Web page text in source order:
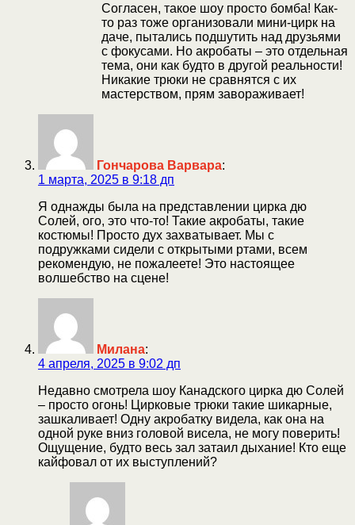
Согласен, такое шоу просто бомба! Как-
то раз тоже организовали мини-цирк на
даче, пытались подшутить над друзьями
с фокусами. Но акробаты – это отдельная
тема, они как будто в другой реальности!
Никакие трюки не сравнятся с их
мастерством, прям завораживает!
Гончарова Варвара:
1 марта, 2025 в 9:18 дп
Я однажды была на представлении цирка дю
Солей, ого, это что-то! Такие акробаты, такие
костюмы! Просто дух захватывает. Мы с
подружками сидели с открытыми ртами, всем
рекомендую, не пожалеете! Это настоящее
волшебство на сцене!
Милана:
4 апреля, 2025 в 9:02 дп
Недавно смотрела шоу Канадского цирка дю Солей
– просто огонь! Цирковые трюки такие шикарные,
зашкаливает! Одну акробатку видела, как она на
одной руке вниз головой висела, не могу поверить!
Ощущение, будто весь зал затаил дыхание! Кто еще
кайфовал от их выступлений?